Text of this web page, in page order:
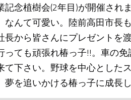
記念植樹会(2年目)が開催され
なんて可愛い。陸前高田市長
長から皆さんにプレゼントを
っても頑張れ椿っ子!!。車の
て下さい。野球を中心とした
夢を追いかける椿っ子に成長